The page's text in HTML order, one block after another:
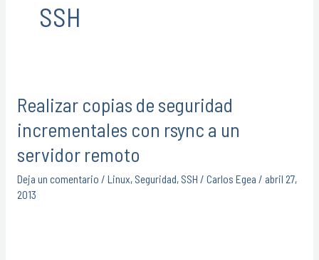
SSH
Realizar copias de seguridad
incrementales con rsync a un
servidor remoto
Deja un comentario / Linux, Seguridad, SSH / Carlos Egea / abril 27,
2013
Realizar
copias
de
seguridad
incrementales
con